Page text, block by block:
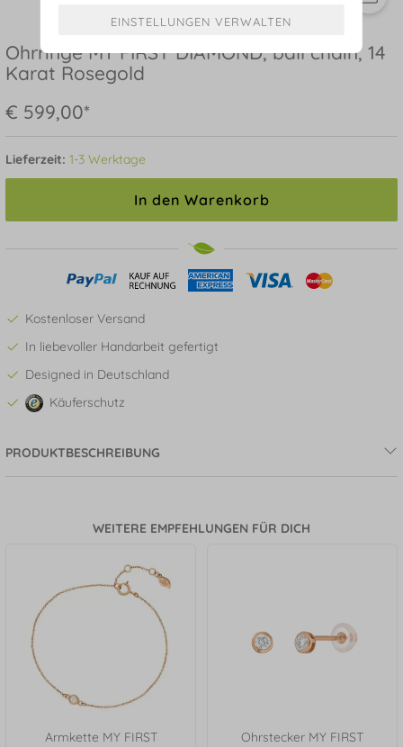
Ohrringe MY FIRST DIAMOND, ball chain, 14
Karat Rosegold
€ 599,00*
Lieferzeit: 1-3 Werktage
In den Warenkorb
Kostenloser Versand
In liebevoller Handarbeit gefertigt
Designed in Deutschland
Käuferschutz
PRODUKTBESCHREIBUNG
WEITERE EMPFEHLUNGEN FÜR DICH
Armkette MY FIRST Ohrstecker MY FIRST